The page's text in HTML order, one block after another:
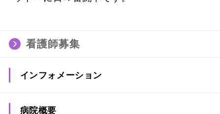
看護師募集
インフォメーション
病院概要